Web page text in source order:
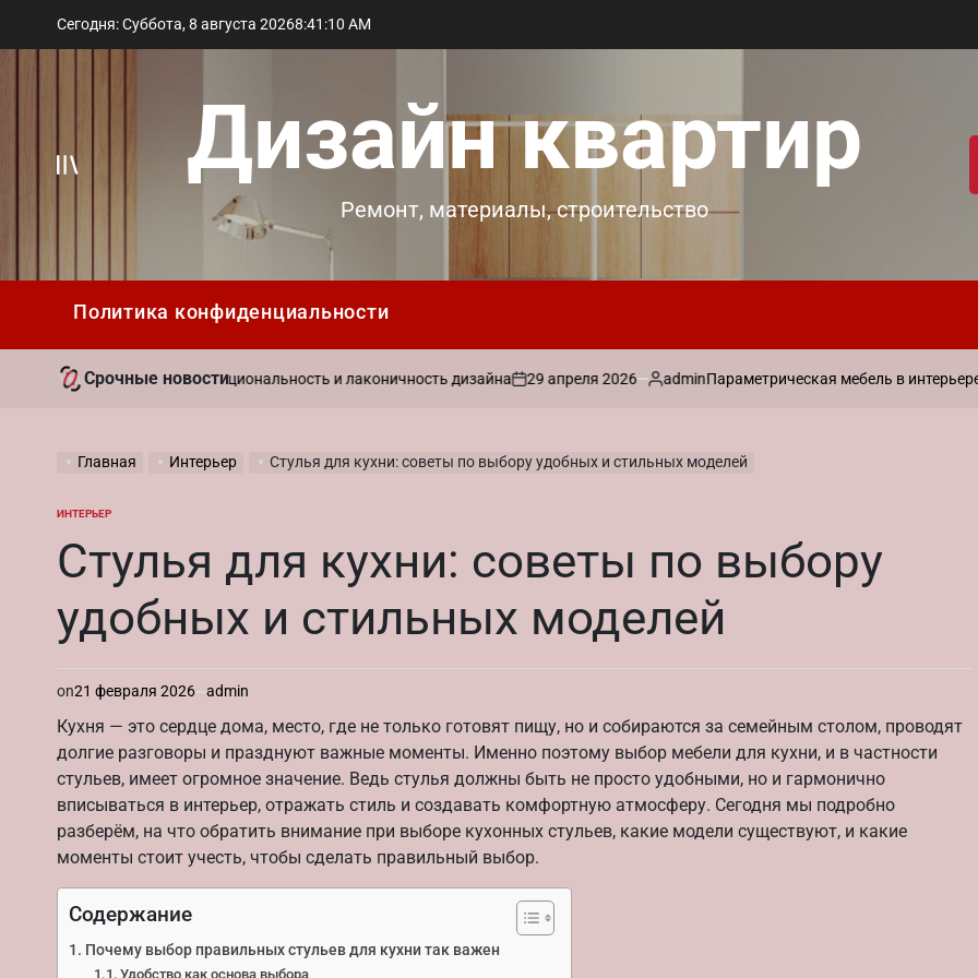
Сегодня: Суббота, 8 августа 20268:41 :11 AM
Вне
Дизайн квартир
Ремонт, материалы, строительство
Политика конфиденциальности
Срочные новости
в интерьере: функциональность и лаконичность дизайна
on
29 апреля 2026
Запись
adminПараметрическая мебель в интерьере:
Главная Интерьер Стулья для кухни: советы по выбору удобных и стильных моделей
ОПУБЛИКОВАНО
ИНТЕРЬЕР
Стулья для кухни: советы по выбору
удобных и стильных моделей
on21 февраля 2026 admin
Кухня — это сердце дома, место, где не только готовят пищу, но и собираются за семейным столом, проводят
долгие разговоры и празднуют важные моменты. Именно поэтому выбор мебели для кухни, и в частности
стульев, имеет огромное значение. Ведь стулья должны быть не просто удобными, но и гармонично
вписываться в интерьер, отражать стиль и создавать комфортную атмосферу. Сегодня мы подробно
разберём, на что обратить внимание при выборе кухонных стульев, какие модели существуют, и какие
моменты стоит учесть, чтобы сделать правильный выбор.
Содержание
Почему выбор правильных стульев для кухни так важен
Удобство как основа выбора